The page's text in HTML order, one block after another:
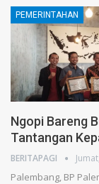
PEMERINTAHAN
Ngopi Bareng
Tantangan
BERITAPAGI
Palembang, BP